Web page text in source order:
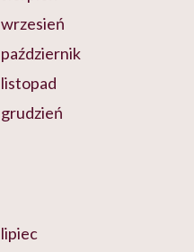
wrzesień
październik
listopad
grudzień
lipiec